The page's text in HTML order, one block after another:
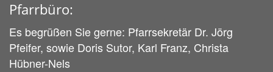
Pfarrbüro:
Es begrüßen Sie gerne: Pfarrsekretär Dr. Jörg
Pfeifer, sowie Doris Sutor, Karl Franz, Christa
Hübner-Nels